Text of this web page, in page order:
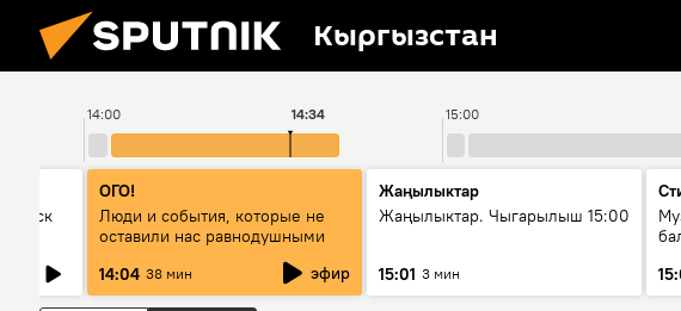
Кыргызстан
14:00 15:00
14:34
ОГО!
Люди и события, которые не
оставили нас равнодушными
14:04 38 мин эфир
Жаңылыктар
Жаңылыктар. Чыгарылыш 15:00
15:01 3 мин